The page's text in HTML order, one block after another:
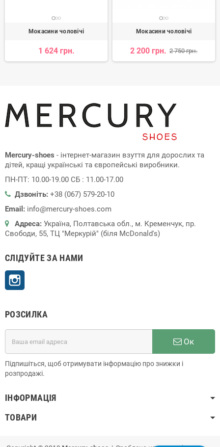
Мокасини чоловічі
1 624 грн.
Мокасини чоловічі
2 200 грн. 2 750 грн.
Mercury-shoes - інтернет-магазин взуття для дорослих та
дітей, кращі українські та європейські виробники.
ПН-ПТ: 10.00-19.00 СБ : 11.00-17.00
Дзвоніть: +38 (067) 579-20-10
Email: info@mercury-shoes.com
Адреса: Україна, Полтавська обл., м. Кременчук, пр.
Свободи, 55, ТЦ "Меркурій" (біля McDonald's)
СЛІДУЙТЕ ЗА НАМИ
РОЗСИЛКА
Ок
Підпишіться, щоб отримувати інформацію про знижки і
розпродажі.
ІНФОРМАЦІЯ
ТОВАРИ